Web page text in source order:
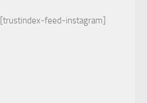
[trustindex-feed-instagram]